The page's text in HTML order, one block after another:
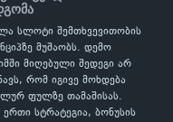
სლოტი შემთხვევითობის
მუშაობს. დემო
მიღებული შედეგი არ
რომ იგივე მოხდება
ფულზე თამაშისას.
სტრატეგია, ბონუსის